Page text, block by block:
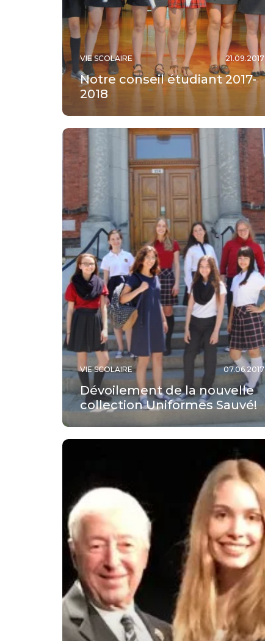
VIE SCOLAIRE 21.09.2017
Notre conseil étudiant 2017-
2018
VIE SCOLAIRE 07.06.2017
Dévoilement de la nouvelle
collection Uniformes Sauvé!